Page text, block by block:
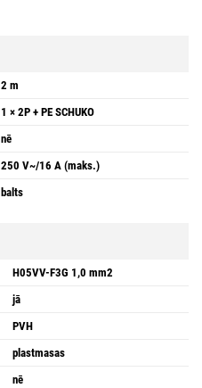
2 m
1 × 2P + PE SCHUKO
nē
250 V~/16 A (maks.)
balts
H05VV-F3G 1,0 mm2
jā
PVH
plastmasas
nē